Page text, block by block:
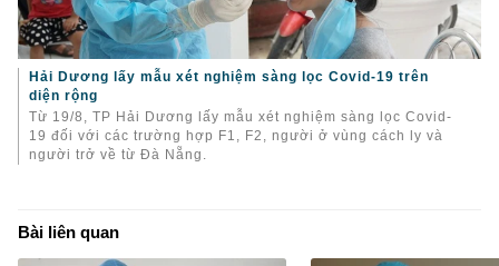
Hải Dương lấy mẫu xét nghiệm sàng lọc Covid-19 trên
diện rộng
Từ 19/8, TP Hải Dương lấy mẫu xét nghiệm sàng lọc Covid-
19 đối với các trường hợp F1, F2, người ở vùng cách ly và
người trở về từ Đà Nẵng.
Bài liên quan